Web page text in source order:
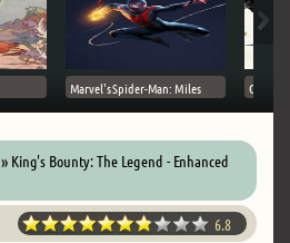
Marvel's Spider-Man: Miles Ghost
» King's Bounty: The Legend - Enhanced
6.8